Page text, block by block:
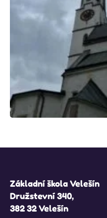
Základní škola Velešín
Družstevní 340,
382 32 Velešín